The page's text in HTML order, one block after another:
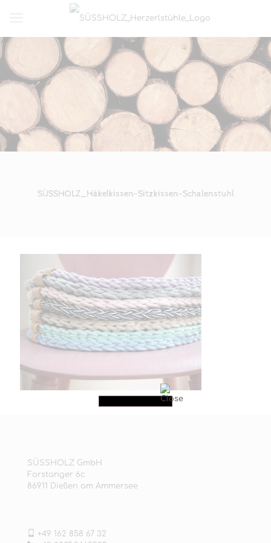
SÜSSHOLZ_Häkelkissen-Sitzkissen-Schalenstuhl
SÜSSHOLZ GmbH
Forstanger 6c
86911 Dießen am Ammersee
+49 162 858 67 32